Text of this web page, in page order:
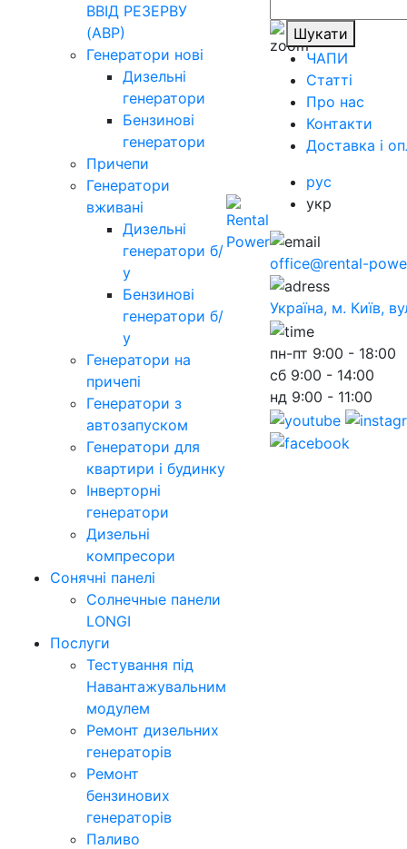
ВВІД РЕЗЕРВУ
(АВР)
Генератори нові
Дизельні
генератори
Бензинові
генератори
Причепи
Генератори
вживані
Дизельні
генератори б/
у
Бензинові
генератори б/
у
Генератори на
причепі
Генератори з
автозапуском
Генератори для
квартири і будинку
Інверторні
генератори
Дизельні
компресори
Сонячні панелі
Солнечные панели
LONGI
Послуги
Тестування під
Навантажувальним
модулем
Ремонт дизельних
генераторів
Ремонт
бензинових
генераторів
Паливо
Шукати
ЧАПИ
Статті
Про нас
Контакти
Доставка і
рус
укр
office@rental-
Україна, м. Київ,
пн-пт 9:00 - 18:00
сб 9:00 - 14:00
нд 9:00 - 11:00